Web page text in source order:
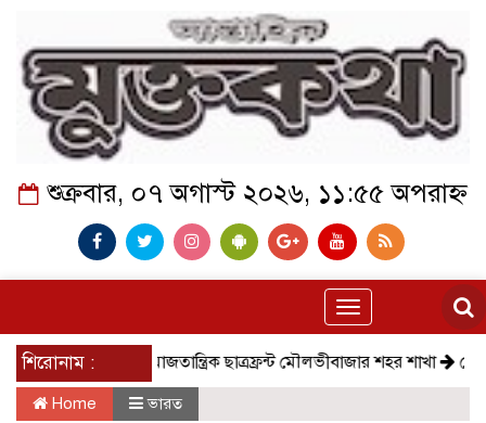
শুক্রবার, ০৭ অগাস্ট ২০২৬, ১১:৫৫ অপরাহ্ন
Toggle
navigation
শিরোনাম :সমাজতান্ত্রিক ছাত্রফ্রন্ট মৌলভীবাজার শহর শাখা কেমন আছে
Home ভারত